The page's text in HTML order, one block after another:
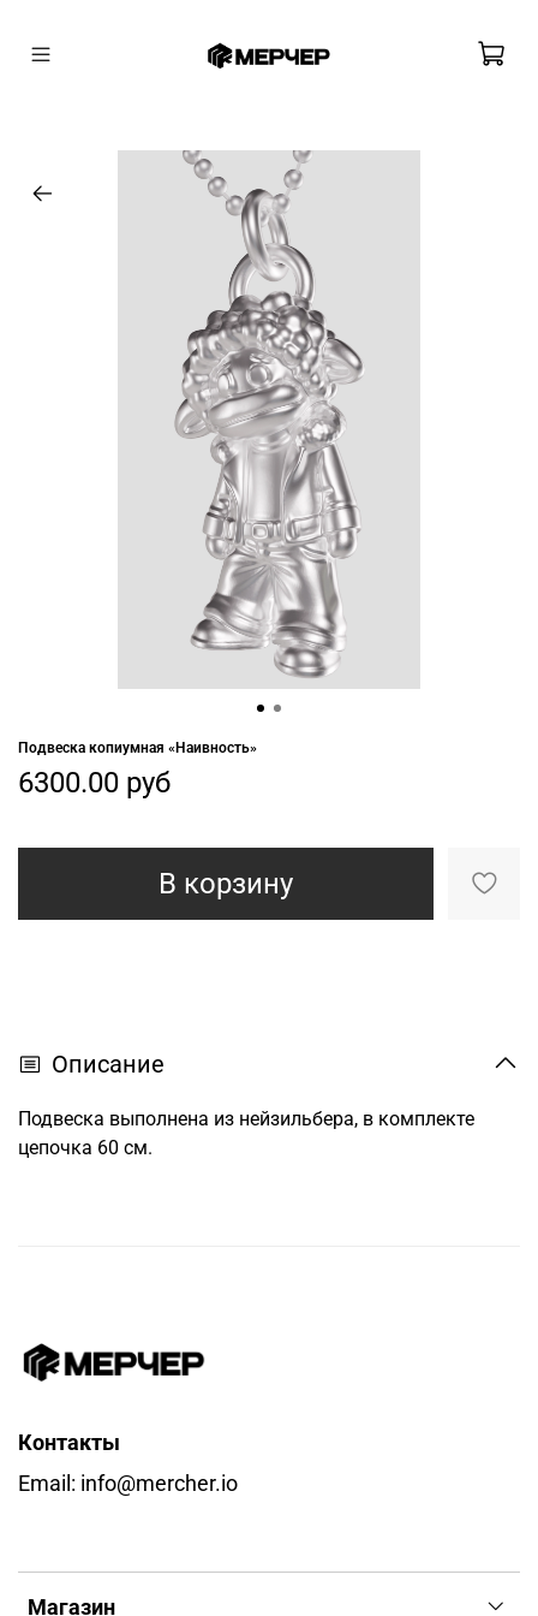
Подвеска копиумная «Наивность»
6300.00 руб
В корзину
Описание
Подвеска выполнена из нейзильбера, в комплекте
цепочка 60 см.
Магазин
Контакты
Email: info@mercher.io